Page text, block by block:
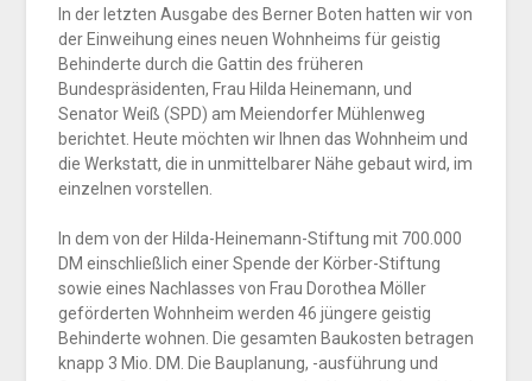
In der letzten Ausgabe des Berner Boten hatten wir von
der Einweihung eines neuen Wohnheims für geistig
Behinderte durch die Gattin des früheren
Bundespräsidenten, Frau Hilda Heinemann, und
Senator Weiß (SPD) am Meiendorfer Mühlenweg
berichtet. Heute möchten wir Ihnen das Wohnheim und
die Werkstatt, die in unmittelbarer Nähe gebaut wird, im
einzelnen vorstellen.
In dem von der Hilda-Heinemann-Stiftung mit 700.000
DM einschließlich einer Spende der Körber-Stiftung
sowie eines Nachlasses von Frau Dorothea Möller
geförderten Wohnheim werden 46 jüngere geistig
Behinderte wohnen. Die gesamten Baukosten betragen
knapp 3 Mio. DM. Die Bauplanung, -ausführung und